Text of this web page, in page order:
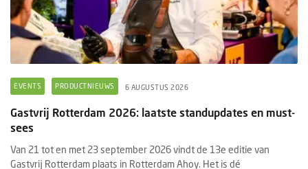
EVENTS PRODUCTNIEUWS 6 AUGUSTUS 2026
Gastvrij Rotterdam 2026: laatste standupdates en must-
sees
Van 21 tot en met 23 september 2026 vindt de 13e editie van
Gastvrij Rotterdam plaats in Rotterdam Ahoy. Het is dé